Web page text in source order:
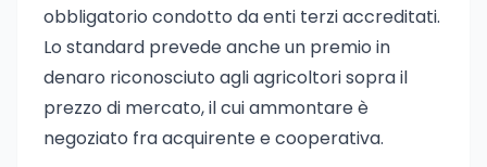
obbligatorio condotto da enti terzi accreditati.
Lo standard prevede anche un premio in
denaro riconosciuto agli agricoltori sopra il
prezzo di mercato, il cui ammontare è
negoziato fra acquirente e cooperativa.